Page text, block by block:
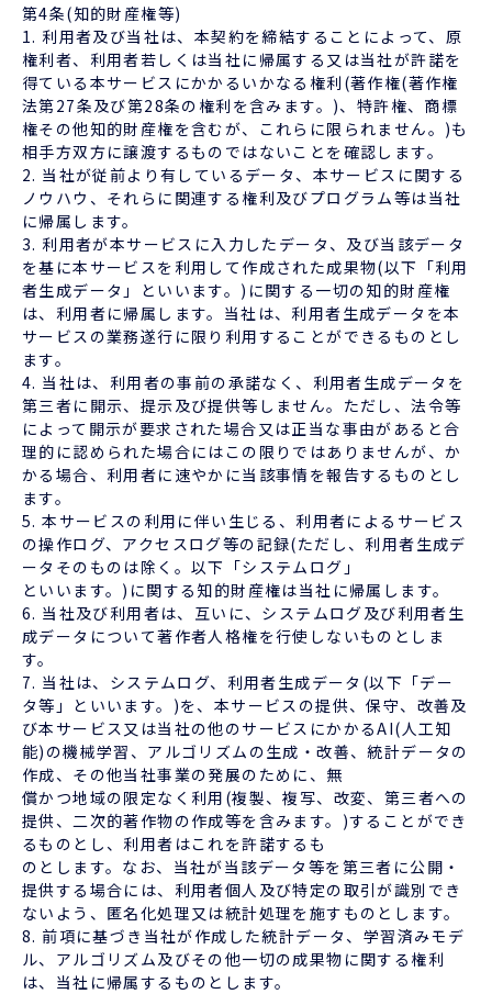
第4条(知的財産権等)
1. 利用者及び当社は、本契約を締結することによって、原
権利者、利用者若しくは当社に帰属する又は当社が許諾を
得ている本サービスにかかるいかなる権利(著作権(著作権
法第27条及び第28条の権利を含みます。)、特許権、商標
権その他知的財産権を含むが、これらに限られません。)も
相手方双方に譲渡するものではないことを確認します。
2. 当社が従前より有しているデータ、本サービスに関する
ノウハウ、それらに関連する権利及びプログラム等は当社
に帰属します。
3. 利用者が本サービスに入力したデータ、及び当該データ
を基に本サービスを利用して作成された成果物(以下「利用
者生成データ」といいます。)に関する一切の知的財産権
は、利用者に帰属します。当社は、利用者生成データを本
サービスの業務遂行に限り利用することができるものとし
ます。
4. 当社は、利用者の事前の承諾なく、利用者生成データを
第三者に開示、提示及び提供等しません。ただし、法令等
によって開示が要求された場合又は正当な事由があると合
理的に認められた場合にはこの限りではありませんが、か
かる場合、利用者に速やかに当該事情を報告するものとし
ます。
5. 本サービスの利用に伴い生じる、利用者によるサービス
の操作ログ、アクセスログ等の記録(ただし、利用者生成デ
ータそのものは除く。以下「システムログ」
といいます。)に関する知的財産権は当社に帰属します。
6. 当社及び利用者は、互いに、システムログ及び利用者生
成データについて著作者人格権を行使しないものとしま
す。
7. 当社は、システムログ、利用者生成データ(以下「デー
タ等」といいます。)を、本サービスの提供、保守、改善及
び本サービス又は当社の他のサービスにかかるAI(人工知
能)の機械学習、アルゴリズムの生成・改善、統計データの
作成、その他当社事業の発展のために、無
償かつ地域の限定なく利用(複製、複写、改変、第三者への
提供、二次的著作物の作成等を含みます。)することができ
るものとし、利用者はこれを許諾するも
のとします。なお、当社が当該データ等を第三者に公開・
提供する場合には、利用者個人及び特定の取引が識別でき
ないよう、匿名化処理又は統計処理を施すものとします。
8. 前項に基づき当社が作成した統計データ、学習済みモデ
ル、アルゴリズム及びその他一切の成果物に関する権利
は、当社に帰属するものとします。